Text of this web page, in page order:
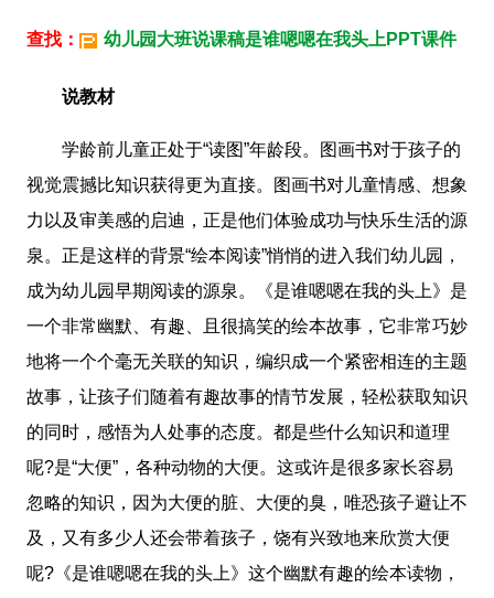
查找： 幼儿园大班说课稿是谁嗯嗯在我头上PPT课件
说教材
学龄前儿童正处于“读图”年龄段。图画书对于孩子的
视觉震撼比知识获得更为直接。图画书对儿童情感、想象
力以及审美感的启迪，正是他们体验成功与快乐生活的源
泉。正是这样的背景“绘本阅读”悄悄的进入我们幼儿园，
成为幼儿园早期阅读的源泉。《是谁嗯嗯在我的头上》是
一个非常幽默、有趣、且很搞笑的绘本故事，它非常巧妙
地将一个个毫无关联的知识，编织成一个紧密相连的主题
故事，让孩子们随着有趣故事的情节发展，轻松获取知识
的同时，感悟为人处事的态度。都是些什么知识和道理
呢?是“大便”，各种动物的大便。这或许是很多家长容易
忽略的知识，因为大便的脏、大便的臭，唯恐孩子避让不
及，又有多少人还会带着孩子，饶有兴致地来欣赏大便
呢?《是谁嗯嗯在我的头上》这个幽默有趣的绘本读物，